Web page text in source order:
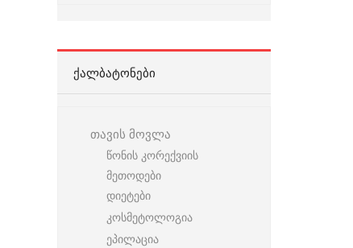
ᲥᲐᲚᲑᲐᲢᲝᲜᲔᲑᲘ
თავის მოვლა
წონის კორექვიის
მეთოდები
დიეტები
კოსმეტოლოგია
ეპილაცია